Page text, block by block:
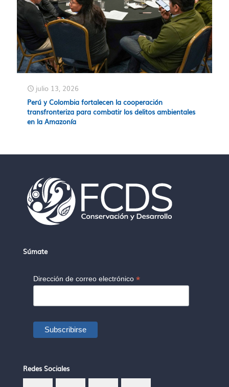
julio 13, 2026
Perú y Colombia fortalecen la cooperación
transfronteriza para combatir los delitos ambientales
en la Amazonía
Súmate
Dirección de correo electrónico *
Redes Sociales